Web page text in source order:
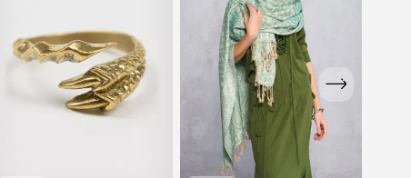
390
Браслет на руку
Мимоза